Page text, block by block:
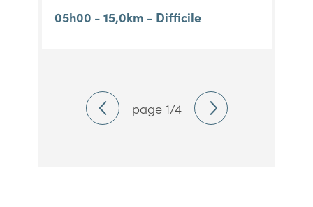
05h00 - 15,0km - Difficile
page 1/4